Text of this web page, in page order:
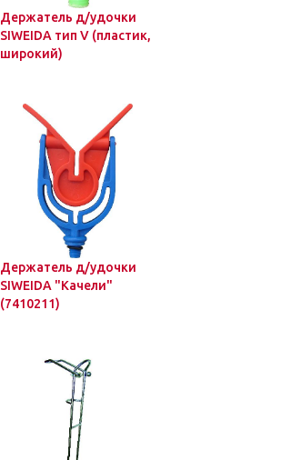
Держатель д/удочки
SIWEIDA тип V (пластик,
широкий)
Держатель д/удочки
SIWEIDA "Качели"
(7410211)